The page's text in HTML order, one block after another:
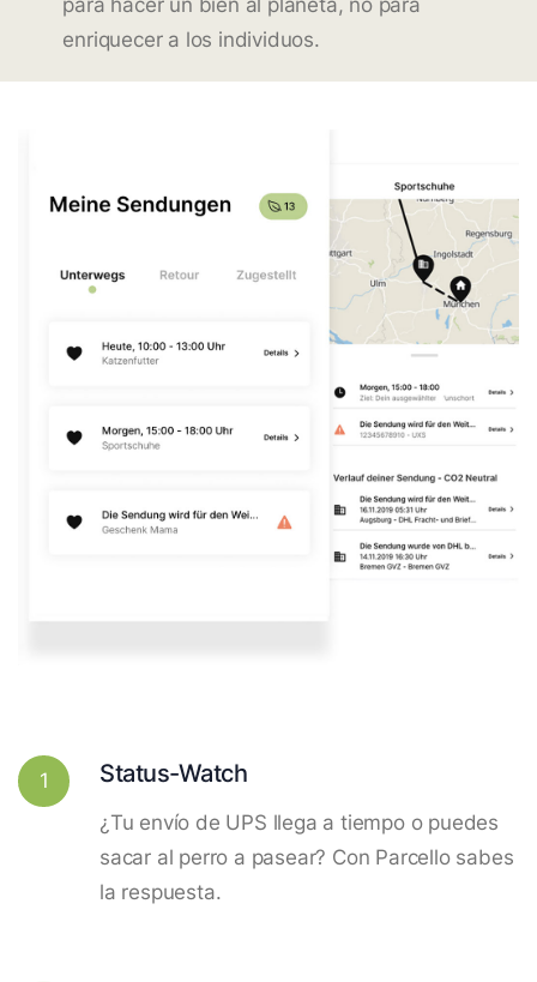
enriquecer a los individuos.
1 Status-Watch
¿Tu envío de UPS llega a tiempo o puedes
sacar al perro a pasear? Con Parcello sabes
la respuesta.